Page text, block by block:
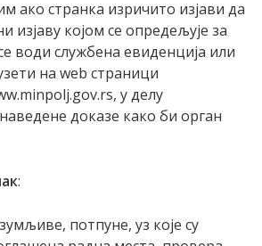
ако странка изричито изјави да
којом се опредељује за
води службена евиденција или
на web страници
у делу
доказе како би орган
:
потпуне, уз које су